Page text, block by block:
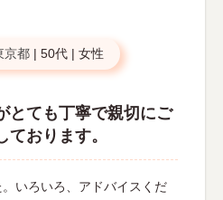
京都 | 50代 | 女性
とても丁寧で親切にご
おります。
いろいろ、アドバイスくだ